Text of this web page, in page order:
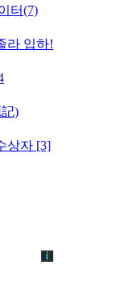
터(7)
라 입하!
)
상자 [3]